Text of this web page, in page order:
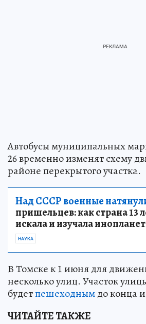
Автобусы муниципальных
26 временно изменят схему
районе перекрытого участка.
Над СССР военные
пришельцев: как страна 13
искала и изучала
НАУКА
В Томске к 1 июня для
несколько улиц. Участок
будетпешеходнымдо конца
ЧИТАЙТЕ ТАКЖЕ